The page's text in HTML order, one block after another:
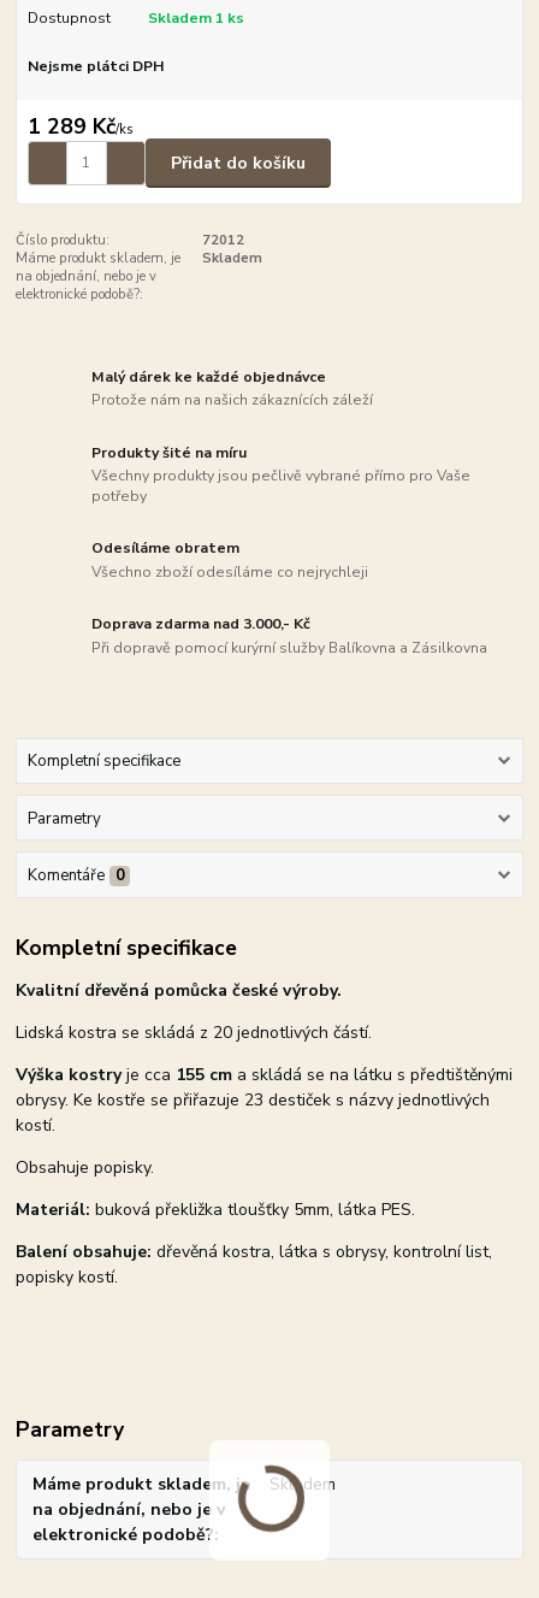
Dostupnost Skladem 1 ks
Nejsme plátci DPH
1 289 Kč/ks
Přidat do košíku
Číslo produktu:
72012
Máme produkt skladem, je
na objednání, nebo je v
elektronické podobě?:
Skladem
Malý dárek ke každé objednávce
Protože nám na našich zákaznících záleží
Produkty šité na míru
Všechny produkty jsou pečlivě vybrané přímo pro Vaše
potřeby
Odesíláme obratem
Všechno zboží odesíláme co nejrychleji
Doprava zdarma nad 3.000,- Kč
Při dopravě pomocí kurýrní služby Balíkovna a Zásilkovna
Kompletní specifikace
Parametry
Komentáře 0
Kompletní specifikace
Kvalitní dřevěná pomůcka české výroby.
Lidská kostra se skládá z 20 jednotlivých částí.
Výška kostryje cca 155 cm a skládá se na látku s předtištěnými
obrysy. Ke kostře se přiřazuje 23 destiček s názvy jednotlivých
kostí.
Obsahuje popisky.
Materiál: buková překližka tloušťky 5mm, látka PES.
Balení obsahuje: dřevěná kostra, látka s obrysy, kontrolní list,
popisky kostí.
Parametry
Máme produkt skladem, je
na objednání, nebo je v
elektronické podobě?
Skladem